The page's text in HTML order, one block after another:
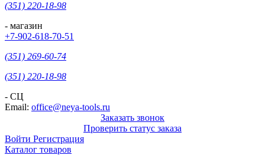
(351) 220-18-98
- магазин
+7-902-618-70-51
(351) 269-60-74
(351) 220-18-98
- СЦ
Email: office@neya-tools.ru
Заказать звонок
Проверить статус заказа
Войти Регистрация
Каталог товаров